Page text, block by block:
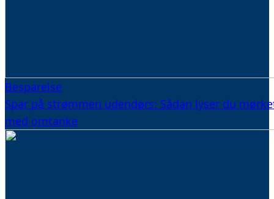
Besparelse
Spar på strømmen udendørs: Sådan lyser du
med omtanke